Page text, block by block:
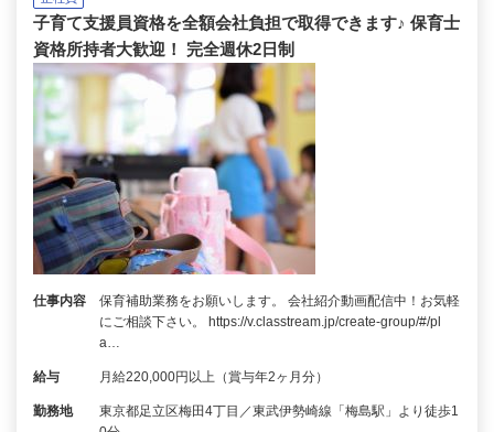
子育て支援員資格を全額会社負担で取得できます♪ 保育士
資格所持者大歓迎！ 完全週休2日制
仕事内容
保育補助業務をお願いします。 会社紹介動画配信中！お気軽
にご相談下さい。 https://v.classtream.jp/create-group/#/pl
a…
給与 月給220,000円以上（賞与年2ヶ月分）
勤務地
東京都足立区梅田4丁目／東武伊勢崎線「梅島駅」より徒歩1